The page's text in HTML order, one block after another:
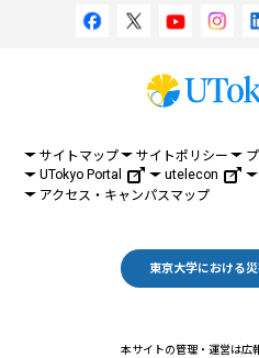
サイトマップ サイトポリシー
UTokyo Portal
utelecon
アクセス・キャンパスマップ
東京大学における
本サイトの管理・運営は広